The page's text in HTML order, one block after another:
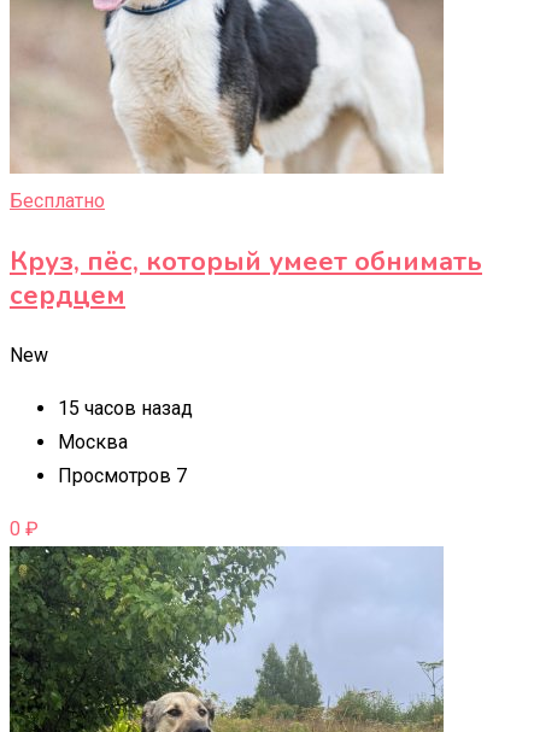
Бесплатно
Круз, пёс, который умеет обнимать
сердцем
New
15 часов назад
Москва
Просмотров 7
0 ₽